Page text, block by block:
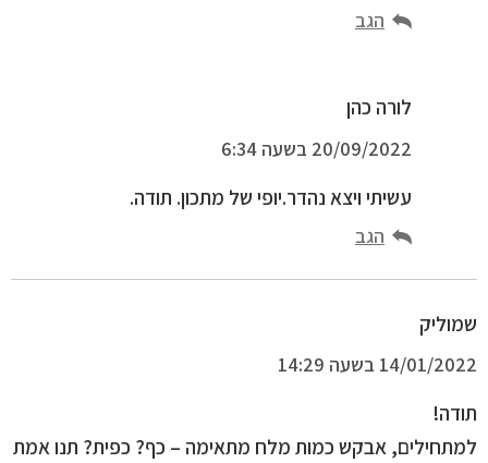
הגב
לורה כהן
20/09/2022 בשעה 6:34
עשיתי ויצא נהדר.יופי של מתכון. תודה.
הגב
שמוליק
14/01/2022 בשעה 14:29
תודה!
למתחילים, אבקש כמות מלח מתאימה – כף? כפית? תנו אמת